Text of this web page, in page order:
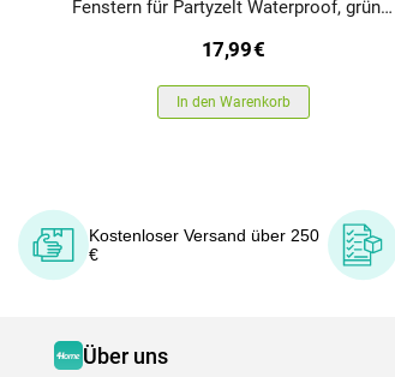
Fenstern für Partyzelt Waterproof, grün,
17,99€
In den Warenkorb
Kostenloser Versand über 250
€
Über uns